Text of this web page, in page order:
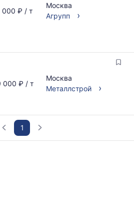
000 ₽ / т
Москва
Агрупп
›
000 ₽ / т
Москва
Металлстрой
›
1